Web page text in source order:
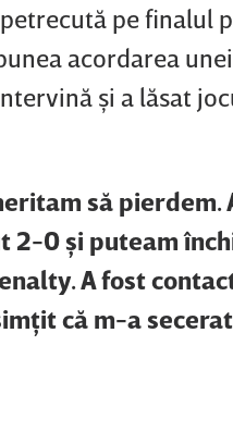
pe finalul
acordarea
şi a lăsat
să pierdem.
2-0 şi puteam
A fost
că m-a